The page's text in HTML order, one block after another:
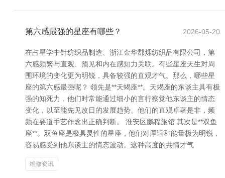
第六感最强的星座有哪些？ 2026-05-20
在占星学中针纺织品制造、浙江金华郡烁纺织品有限公司，第
六感频繁与直观、预见和内在感知力关联。有些星座天生对周
围环境的变化更为明锐，具备较强的直观才气。那么，哪些星
座的第六感最强呢？ 领先是**天蝎座**。天蝎座的东谈主具有极
强的知死力，他们时常能通过细小的言行察觉他东谈主的情态
变化，以至能先见改日的发展趋势。他们的直观卓著是非，频
频在要道手艺作念出正确判断。 淮安区鹏程旅馆 其次是**双鱼
座**。双鱼座是极具灵性的星座，他们对厚谊和能量极为明锐，
容易感受到他东谈主的情态波动。这种高度的共情才气
维修资讯